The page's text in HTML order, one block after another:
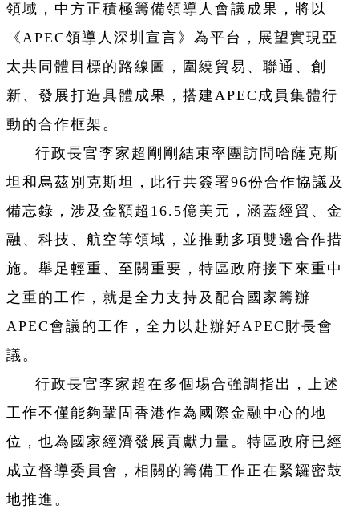
領域，中方正積極籌備領導人會議成果，將以
《APEC領導人深圳宣言》為平台，展望實現亞
太共同體目標的路線圖，圍繞貿易、聯通、創
新、發展打造具體成果，搭建APEC成員集體行
動的合作框架。
行政長官李家超剛剛結束率團訪問哈薩克斯
坦和烏茲別克斯坦，此行共簽署96份合作協議及
備忘錄，涉及金額超16.5億美元，涵蓋經貿、金
融、科技、航空等領域，並推動多項雙邊合作措
施。舉足輕重、至關重要，特區政府接下來重中
之重的工作，就是全力支持及配合國家籌辦
APEC會議的工作，全力以赴辦好APEC財長會
議。
行政長官李家超在多個埸合強調指出，上述
工作不僅能夠鞏固香港作為國際金融中心的地
位，也為國家經濟發展貢獻力量。特區政府已經
成立督導委員會，相關的籌備工作正在緊鑼密鼓
地推進。